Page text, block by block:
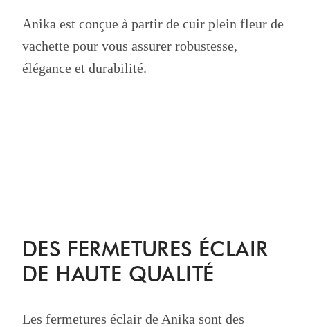
Anika est conçue à partir de cuir plein fleur de
vachette pour vous assurer robustesse,
élégance et durabilité.
DES FERMETURES ÉCLAIR
DE HAUTE QUALITÉ
Les fermetures éclair de Anika sont des